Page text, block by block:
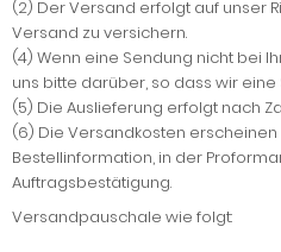
(2) Der Versand erfolgt auf unser
Versand zu versichern.
(4) Wenn eine Sendung nicht bei
uns bitte darüber, so dass wir
(5) Die Auslieferung erfolgt nach
(6) Die Versandkosten
Bestellinformation, in der
Auftragsbestätigung.
Versandpauschale wie folgt: